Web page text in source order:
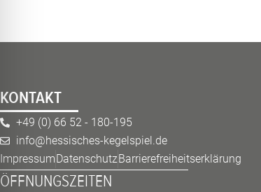
KONTAKT
+49 (0) 66 52 - 180-195
info@hessisches-kegelspiel.de
ImpressumDatenschutzBarrierefreiheitserklärung
ÖFFNUNGSZEITEN